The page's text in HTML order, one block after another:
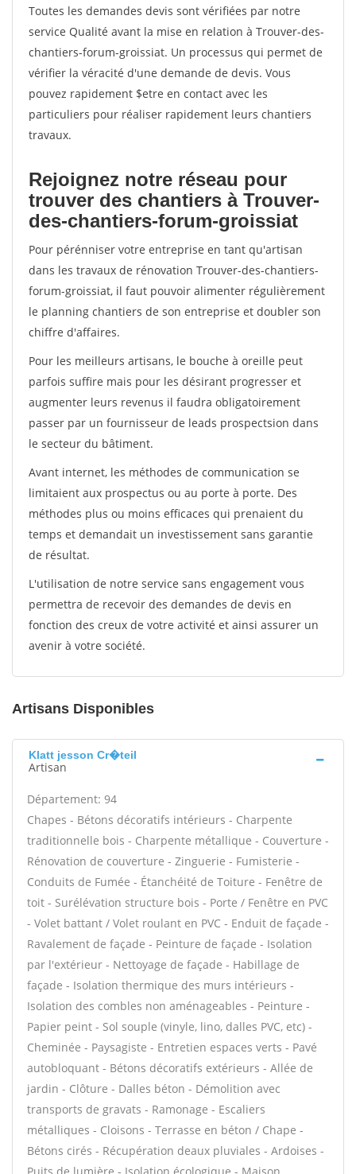
Toutes les demandes devis sont vérifiées par notre
service Qualité avant la mise en relation à Trouver-des-
chantiers-forum-groissiat. Un processus qui permet de
vérifier la véracité d'une demande de devis. Vous
pouvez rapidement $etre en contact avec les
particuliers pour réaliser rapidement leurs chantiers
travaux.
Rejoignez notre réseau pour
trouver des chantiers à Trouver-
des-chantiers-forum-groissiat
Pour pérénniser votre entreprise en tant qu'artisan
dans les travaux de rénovation Trouver-des-chantiers-
forum-groissiat, il faut pouvoir alimenter régulièrement
le planning chantiers de son entreprise et doubler son
chiffre d'affaires.
Pour les meilleurs artisans, le bouche à oreille peut
parfois suffire mais pour les désirant progresser et
augmenter leurs revenus il faudra obligatoirement
passer par un fournisseur de leads prospectsion dans
le secteur du bâtiment.
Avant internet, les méthodes de communication se
limitaient aux prospectus ou au porte à porte. Des
méthodes plus ou moins efficaces qui prenaient du
temps et demandait un investissement sans garantie
de résultat.
L'utilisation de notre service sans engagement vous
permettra de recevoir des demandes de devis en
fonction des creux de votre activité et ainsi assurer un
avenir à votre société.
Artisans Disponibles
Klatt jesson Cr�teil
Artisan
Département: 94
Chapes - Bétons décoratifs intérieurs - Charpente
traditionnelle bois - Charpente métallique - Couverture -
Rénovation de couverture - Zinguerie - Fumisterie -
Conduits de Fumée - Étanchéité de Toiture - Fenêtre de
toit - Surélévation structure bois - Porte / Fenêtre en PVC
- Volet battant / Volet roulant en PVC - Enduit de façade -
Ravalement de façade - Peinture de façade - Isolation
par l'extérieur - Nettoyage de façade - Habillage de
façade - Isolation thermique des murs intérieurs -
Isolation des combles non aménageables - Peinture -
Papier peint - Sol souple (vinyle, lino, dalles PVC, etc) -
Cheminée - Paysagiste - Entretien espaces verts - Pavé
autobloquant - Bétons décoratifs extérieurs - Allée de
jardin - Clôture - Dalles béton - Démolition avec
transports de gravats - Ramonage - Escaliers
métalliques - Cloisons - Terrasse en béton / Chape -
Bétons cirés - Récupération deaux pluviales - Ardoises -